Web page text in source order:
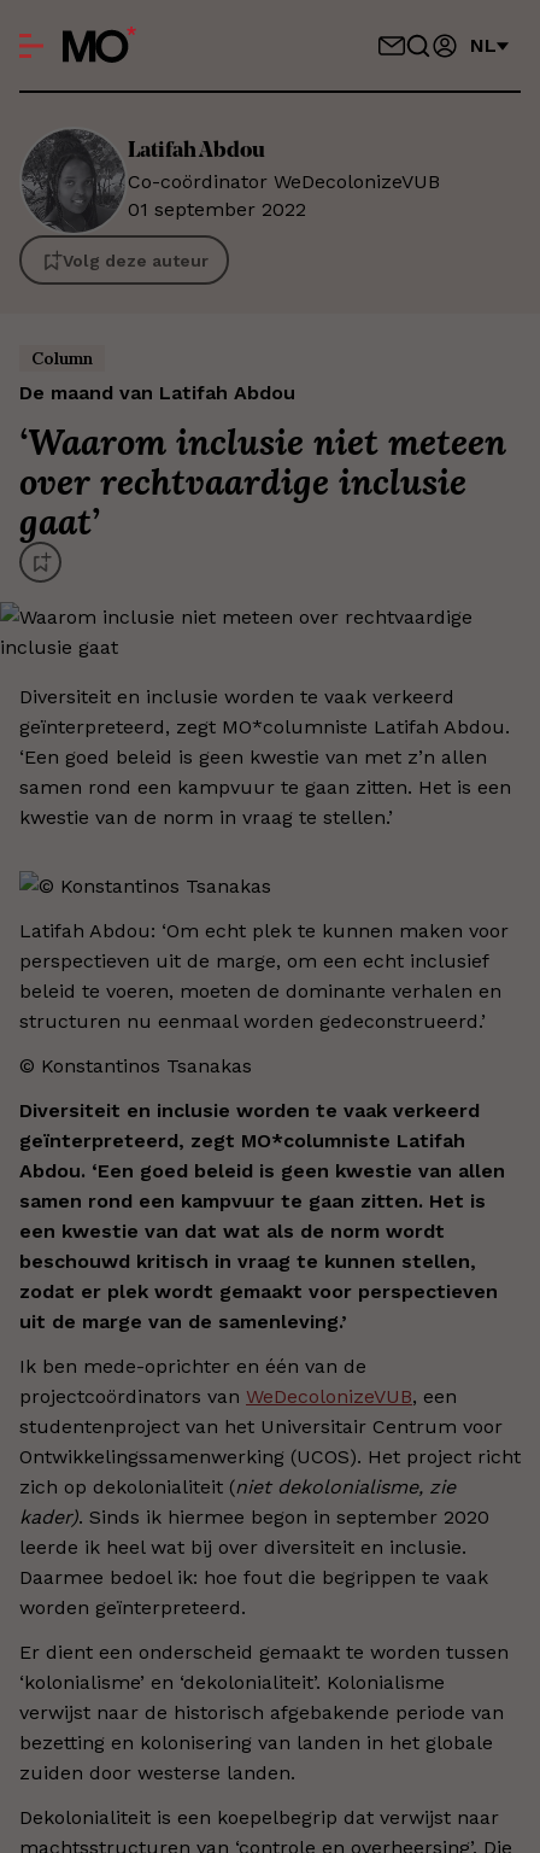
NL
LatifahAbdou
Co-coördinator WeDecolonizeVUB
01 september 2022
Volg deze auteur
Column
De maand van Latifah Abdou
‘Waarom inclusie niet meteen
over rechtvaardige inclusie
gaat’
Diversiteit en inclusie worden te vaak verkeerd
geïnterpreteerd, zegt MO*columniste Latifah Abdou.
‘Een goed beleid is geen kwestie van met z’n allen
samen rond een kampvuur te gaan zitten. Het is een
kwestie van de norm in vraag te stellen.’
Latifah Abdou: ‘Om echt plek te kunnen maken voor
perspectieven uit de marge, om een echt inclusief
beleid te voeren, moeten de dominante verhalen en
structuren nu eenmaal worden gedeconstrueerd.’
© Konstantinos Tsanakas
Diversiteit en inclusie worden te vaak verkeerd
geïnterpreteerd, zegt MO*columniste Latifah
Abdou. ‘Een goed beleid is geen kwestie van allen
samen rond een kampvuur te gaan zitten. Het is
een kwestie van dat wat als de norm wordt
beschouwd kritisch in vraag te kunnen stellen,
zodat er plek wordt gemaakt voor perspectieven
uit de marge van de samenleving.’
Ik ben mede-oprichter en één van de
projectcoördinators van WeDecolonizeVUB, een
studentenproject van het Universitair Centrum voor
Ontwikkelingssamenwerking (UCOS). Het project richt
zich op dekolonialiteit (niet dekolonialisme, zie
kader). Sinds ik hiermee begon in september 2020
leerde ik heel wat bij over diversiteit en inclusie.
Daarmee bedoel ik: hoe fout die begrippen te vaak
worden geïnterpreteerd.
Er dient een onderscheid gemaakt te worden tussen
‘kolonialisme’ en ‘dekolonialiteit’. Kolonialisme
verwijst naar de historisch afgebakende periode van
bezetting en kolonisering van landen in het globale
zuiden door westerse landen.
Dekolonialiteit is een koepelbegrip dat verwijst naar
machtsstructuren van ‘controle en overheersing’. Die